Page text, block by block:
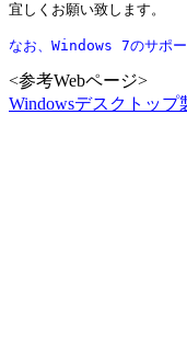
宜しくお願い致します。
なお、Windows 7のサポ
<参考Webページ>
Windowsデスクトッ